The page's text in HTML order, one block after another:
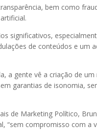
bem como
significativos,
de conteúdos e um
a gente vê a criação de
garantias de isonomia,
de Marketing Político,
“sem compromisso com a